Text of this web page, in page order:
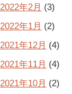
2022年2月 (3)
2022年1月 (2)
2021年12月 (4)
2021年11月 (4)
2021年10月 (2)